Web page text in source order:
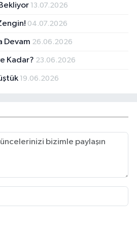
13.07.2026
04.07.2026
Devam 26.06.2026
Kadar? 23.06.2026
19.06.2026